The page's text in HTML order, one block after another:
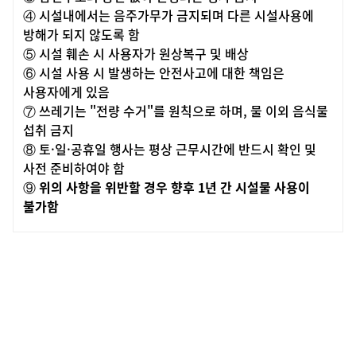
④ 시설내에서는 음주가무가 금지되며 다른 시설사용에
방해가 되지 않도록 함
⑤ 시설 훼손 시 사용자가 원상복구 및 배상
⑥ 시설 사용 시 발생하는 안전사고에 대한 책임은
사용자에게 있음
⑦ 쓰레기는 "전량 수거"를 원칙으로 하며, 물 이외 음식물
섭취 금지
⑧토·일·공휴일 행사는 평상 근무시간에 반드시 확인 및
사전 준비하여야 함
⑨위의 사항을 위반할 경우 향후 1년 간 시설물 사용이
불가함